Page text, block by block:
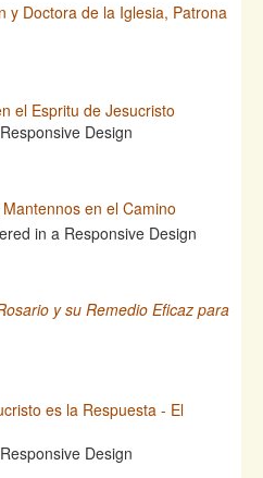
y Doctora de la Iglesia, Patrona
el Espritu de Jesucristo
en el Camino
y su Remedio Eficaz para
es la Respuesta - El